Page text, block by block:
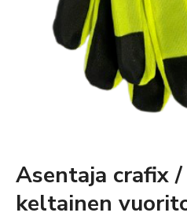
Asentaja crafix
keltainen